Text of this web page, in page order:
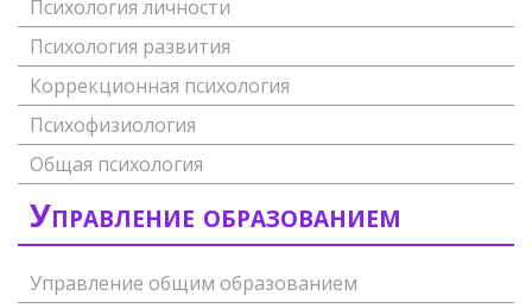
Психология личности
Психология развития
Коррекционная психология
Психофизиология
Общая психология
Управление образованием
Управление общим образованием